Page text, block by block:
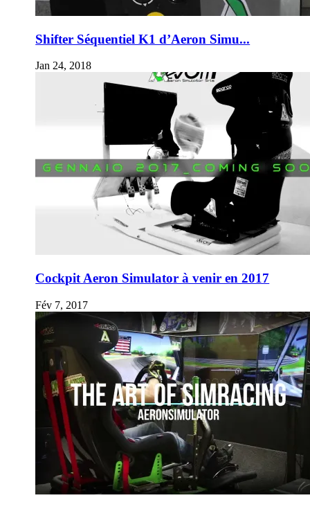
Shifter Séquentiel K1 d’Aeron Simu...
Jan 24, 2018
Cockpit Aeron Simulator à venir en 2017
Fév 7, 2017